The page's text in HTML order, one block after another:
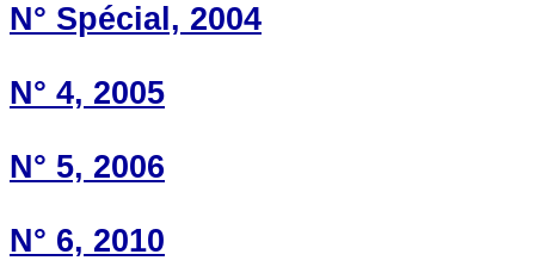
N° Spécial, 2004
N° 4, 2005
N° 5, 2006
N° 6, 2010